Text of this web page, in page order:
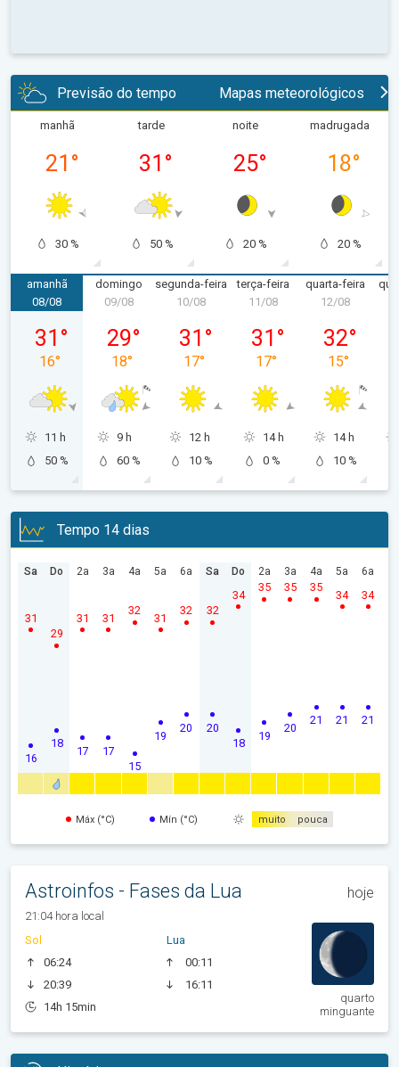
Previsão do tempo Mapas meteorológicos
manhã
21 °
30 %
tarde
31 °
50 %
noite
25°
20 %
madrugada
18°
20 %
amanhã
sábado, 08/08
08/08
31 °
16°
11 h
50 %
domingo
domingo, 09/08
09/08
29°
18°
9 h
60 %
segunda-feira
segunda-feira, 10/08
10/08
31 °
17°
12 h
10 %
terça-feira
terça-feira, 11/08
11/08
31 °
17°
14 h
0 %
quarta-feira
12/08
32°
15°
14 h
10 %
Tempo 14 dias
Sa
16
31
Do
18
29
2a
17
31
3a
17
31
4a
15
32
5a
19
31
6a
20
32
Sa
20
32
Do
18
34
2a
19
35
3a
20
35
4a
21
35
5a
21
34
6a
21
34
Máx (°C) Mín (°C) muito pouca
Astroinfos - Fases da Lua hoje
21:04 hora local
Sol
06:24
20:39
14h 15min
Lua
00:11
16:11
quarto
minguante